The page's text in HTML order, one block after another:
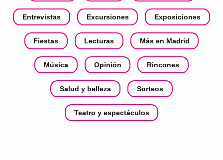
Entrevistas Excursiones Exposiciones
Fiestas Lecturas Más en Madrid
Música Opinión Rincones
Salud y belleza Sorteos
Teatro y espectáculos